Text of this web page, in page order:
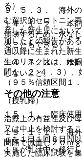
る）。
１４．１．２． 本剤
崩壊するため、水な
ることもできる）。
１４．１．３． 本剤
しないこと。
その他の注意
１５．１． 臨床使用
１５．１．１． 海外
間隔で減量し２０ｍ
実施した臨床試験を
９．５．３． 海外の
む選択的セロトニン
産した新生児におい
加したとの報告があ
週以降に生まれた新
生のリスク比は、妊
間１．２−４．３）、
（９５％信頼区間１
（授乳婦）
治療上の有益性及び
又は中止を検討する
ｇを１日１回８日間
１％が乳汁中へ移行